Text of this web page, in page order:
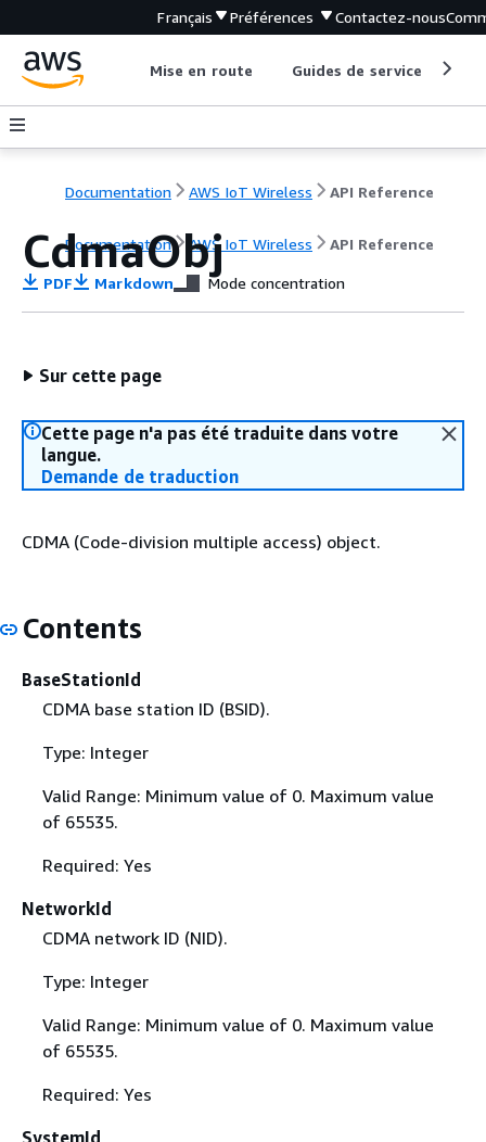
Français Préférences Contactez-nous
Mise en route Guides de service
Documentation AWS IoT Wireless API Reference
Documentation AWS IoT Wireless API Reference
CdmaObj
PDF Markdown Mode concentration
Sur cette page
Cette page n'a pas été traduite dans votre
langue.
Demande de traduction
CDMA (Code-division multiple access) object.
Contents
BaseStationId
CDMA base station ID (BSID).
Type: Integer
Valid Range: Minimum value of 0. Maximum value
of 65535.
Required: Yes
NetworkId
CDMA network ID (NID).
Type: Integer
Valid Range: Minimum value of 0. Maximum value
of 65535.
Required: Yes
SystemId